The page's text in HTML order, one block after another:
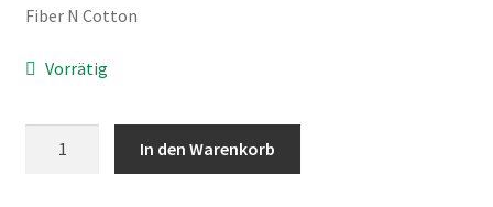
Fiber N Cotton
Vorrätig
In den Warenkorb